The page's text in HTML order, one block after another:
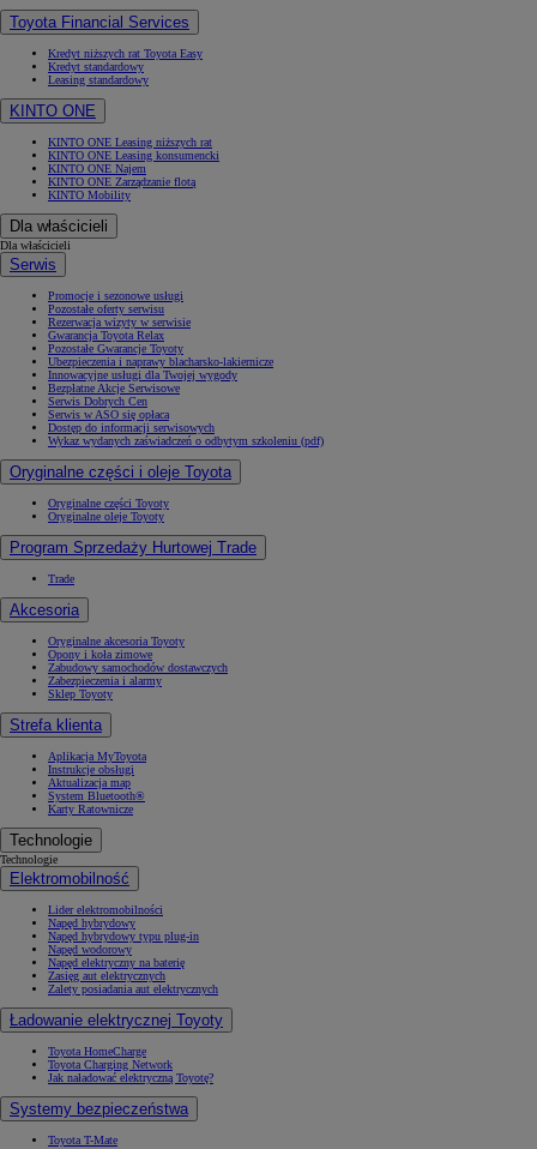
Toyota Financial Services
Kredyt niższych rat Toyota Easy
Kredyt standardowy
Leasing standardowy
KINTO ONE
KINTO ONE Leasing niższych rat
KINTO ONE Leasing konsumencki
KINTO ONE Najem
KINTO ONE Zarządzanie flotą
KINTO Mobility
Dla właścicieli
Dla właścicieli
Serwis
Promocje i sezonowe usługi
Pozostałe oferty serwisu
Rezerwacja wizyty w serwisie
Gwarancja Toyota Relax
Pozostałe Gwarancje Toyoty
Ubezpieczenia i naprawy blacharsko-lakiernicze
Innowacyjne usługi dla Twojej wygody
Bezpłatne Akcje Serwisowe
Serwis Dobrych Cen
Serwis w ASO się opłaca
Dostęp do informacji serwisowych
Wykaz wydanych zaświadczeń o odbytym szkoleniu (pdf)
Oryginalne części i oleje Toyota
Oryginalne części Toyoty
Oryginalne oleje Toyoty
Program Sprzedaży Hurtowej Trade
Trade
Akcesoria
Oryginalne akcesoria Toyoty
Opony i koła zimowe
Zabudowy samochodów dostawczych
Zabezpieczenia i alarmy
Sklep Toyoty
Strefa klienta
Aplikacja MyToyota
Instrukcje obsługi
Aktualizacja map
System Bluetooth®
Karty Ratownicze
Technologie
Technologie
Elektromobilność
Lider elektromobilności
Napęd hybrydowy
Napęd hybrydowy typu plug-in
Napęd wodorowy
Napęd elektryczny na baterię
Zasięg aut elektrycznych
Zalety posiadania aut elektrycznych
Ładowanie elektrycznej Toyoty
Toyota HomeCharge
Toyota Charging Network
Jak naładować elektryczną Toyotę?
Systemy bezpieczeństwa
Toyota T-Mate